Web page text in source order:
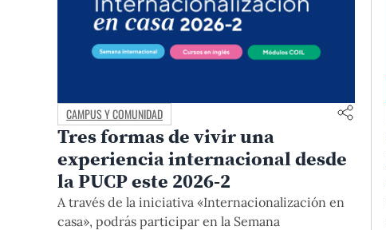
CAMPUS Y COMUNIDAD
Tres formas de vivir una
experiencia internacional desde
la PUCP este 2026-2
A través de la iniciativa «Internacionalización en
casa», podrás participar en la Semana